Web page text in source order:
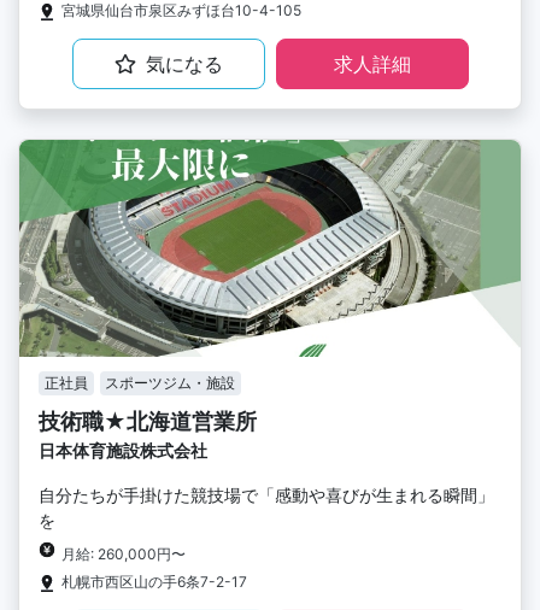
宮城県仙台市泉区みずほ台10-4-105
気になる 求人詳細
正社員 スポーツジム・施設
技術職★北海道営業所
日本体育施設株式会社
自分たちが手掛けた競技場で「感動や喜びが生まれる瞬間」
を
月給: 260,000円〜
札幌市西区山の手6条7-2-17